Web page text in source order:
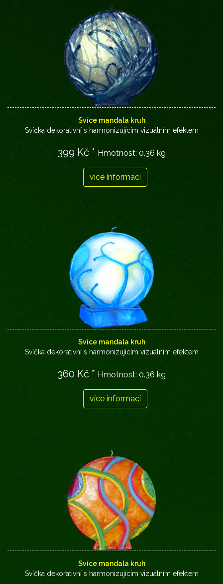
Svíce mandala kruh
Svíčka dekorativní s harmonizujícím vizuálním efektem
399 Kč * Hmotnost: 0.36 kg
více informací
Svíce mandala kruh
Svíčka dekorativní s harmonizujícím vizuálním efektem
360 Kč * Hmotnost: 0.36 kg
více informací
Svíce mandala kruh
Svíčka dekorativní s harmonizujícím vizuálním efektem